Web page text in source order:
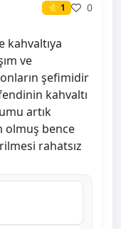
⭐ 1
0
kahvaltıya
ve
şefimidir
kahvaltı
artık
olmuş bence
rahatsız